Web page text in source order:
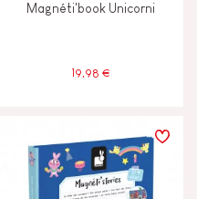
Magnéti'book Unicorni
19,98 €